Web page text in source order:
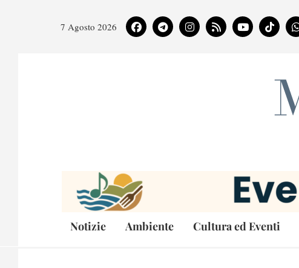
7 Agosto 2026
Notizie Ambiente Cultura ed Eventi